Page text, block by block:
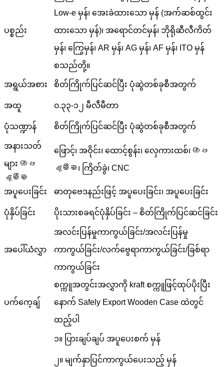
ပစ္စည်း
Low-e မှန်၊ အေးခဲထားသော မှန် (အက်ဆစ်ထွင်း
ထားသော မှန်)၊ အရောင်တင်မှန်၊ ဘိုရိုဆီလီကိတ်
မှန်၊ ကြွေမှန်၊ AR မှန်၊ AG မှန်၊ AF မှန်၊ ITO မှန်
စသည်တို့။
အရွယ်အစား စိတ်ကြိုက်ပြင်ဆင်ပြီး ပုံဆွဲတစ်ခုစီအတွက်
အထူ ၀.၃၃-၁၂ မီလီမီတာ
ပုံသဏ္ဍာန် စိတ်ကြိုက်ပြင်ဆင်ပြီး ပုံဆွဲတစ်ခုစီအတွက်
အနားသတ်
များ ඔප
දැමීම
ဖြောင့်၊ အဝိုင်း၊ ထောင့်စွန်း၊ လှေကားထစ်၊ ඔප
දැමීම၊ ကြိတ်ခွဲ၊ CNC
အပူပေးခြင်း ဓာတုဗေဒနည်းဖြင့် အပူပေးခြင်း၊ အပူပေးခြင်း
ပုံနှိပ်ခြင်း ပိုးသားစခရင်ပုံနှိပ်ခြင်း – စိတ်ကြိုက်ပြင်ဆင်ခြင်း
အပေါ်ယံလွှာ
အလင်းပြန်မှုကာကွယ်ခြင်း/အလင်းပြန်မှု
ကာကွယ်ခြင်း/လက်ဗွေရာကာကွယ်ခြင်း/ခြစ်ရာ
ကာကွယ်ခြင်း
ပက်ကေ့ချ်
စက္ကူအတွင်းအလွှာကို kraft စက္ကူဖြင့်ထုပ်ပိုးပြီး
နောက် Safely Export Wooden Case ထဲတွင်
ထည့်ပါ
၁။ ပြားချပ်ချပ် အပူပေးစက် မှန်
၂။ မျက်နှာပြင်ကာကွယ်ပေးသည့် မှန်